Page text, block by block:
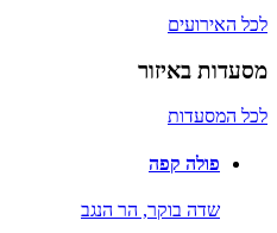
לכל האירועים
מסעדות באיזור
לכל המסעדות
פולה קפה
שדה בוקר, הר הנגב